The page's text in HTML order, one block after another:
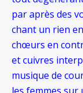
par après des
chant un rien
chœurs en
et cuivres
musique de